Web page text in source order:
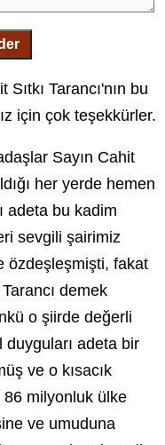
Tarancı'nın bu
için çok teşekkürler.
Sayın Cahit
her yerde hemen
adeta bu kadim
sevgili şairimiz
özdeşleşmişti, fakat
demek
o şiirde değerli
adeta bir
ve o kısacık
milyonluk ülke
ve umuduna